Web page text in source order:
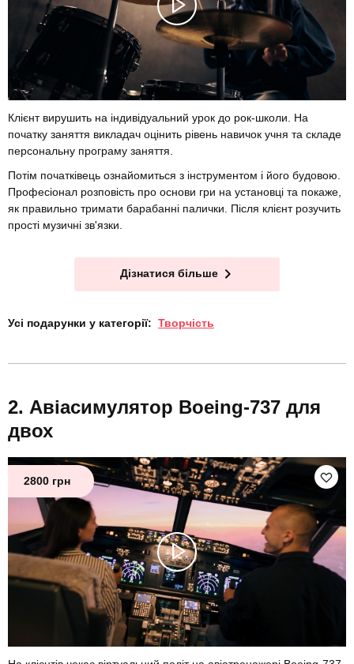
Клієнт вирушить на індивідуальний урок до рок-школи. На
початку заняття викладач оцінить рівень навичок учня та складе
персональну програму заняття.
Потім початківець ознайомиться з інструментом і його будовою.
Професіонал розповість про основи гри на установці та покаже,
як правильно тримати барабанні палички. Після клієнт розучить
прості музичні зв'язки.
Дізнатися більше
Усі подарунки у категорії: Творчість
Авіасимулятор Boeing-737 для
двох
2800 грн